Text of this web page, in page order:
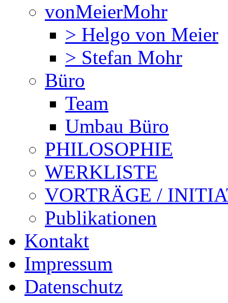
vonMeierMohr
> Helgo von Meier
> Stefan Mohr
Büro
Team
Umbau Büro
PHILOSOPHIE
WERKLISTE
VORTRÄGE /
Publikationen
Kontakt
Impressum
Datenschutz